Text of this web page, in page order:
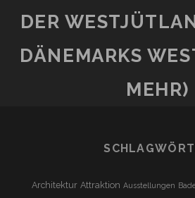
DER
DÄNEMARKS
MEHR)
Architektur Attraktion Ausstellungen